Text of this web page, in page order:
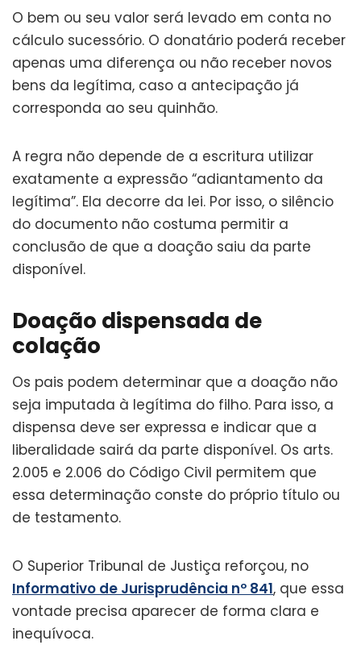
O bem ou seu valor será levado em conta no
cálculo sucessório. O donatário poderá receber
apenas uma diferença ou não receber novos
bens da legítima, caso a antecipação já
corresponda ao seu quinhão.
A regra não depende de a escritura utilizar
exatamente a expressão “adiantamento da
legítima”. Ela decorre da lei. Por isso, o silêncio
do documento não costuma permitir a
conclusão de que a doação saiu da parte
disponível.
Doação dispensada de
colação
Os pais podem determinar que a doação não
seja imputada à legítima do filho. Para isso, a
dispensa deve ser expressa e indicar que a
liberalidade sairá da parte disponível. Os arts.
2.005 e 2.006 do Código Civil permitem que
essa determinação conste do próprio título ou
de testamento.
O Superior Tribunal de Justiça reforçou, no
Informativo de Jurisprudência nº 841, que essa
vontade precisa aparecer de forma clara e
inequívoca.